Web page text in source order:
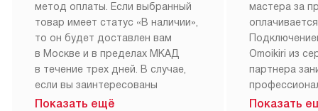
метод оплаты. Если выбранный
товар имеет статус «В наличии»,
то он будет доставлен вам
в Москве и в пределах МКАД
в течение трех дней. В случае,
если вы заинтересованы
в товаре, который доступен
Показать ещё
мастера за
Omoikiri из
партнера
Наш сервис
Показать